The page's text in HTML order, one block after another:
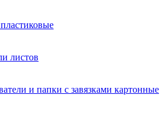
листов
и папки с завязками картонные